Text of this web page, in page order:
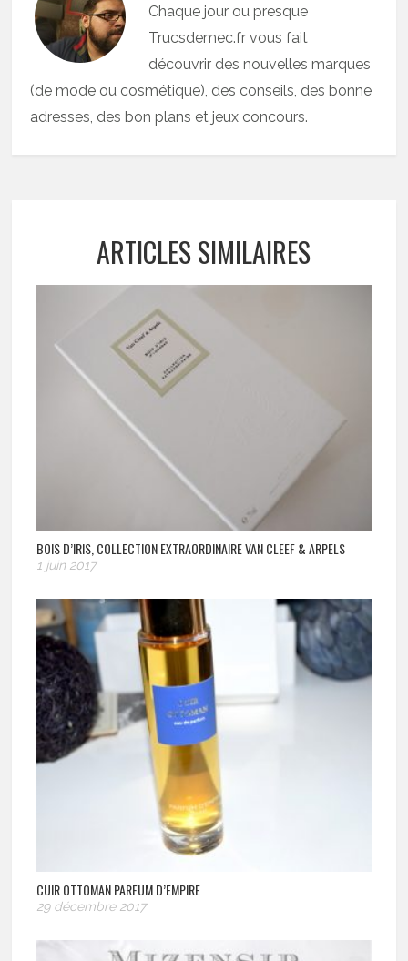
Chaque jour ou presque
Trucsdemec.fr vous fait
découvrir des nouvelles marques
(de mode ou cosmétique), des conseils, des bonne
adresses, des bon plans et jeux concours.
ARTICLES SIMILAIRES
BOIS D’IRIS, COLLECTION EXTRAORDINAIRE VAN CLEEF & ARPELS
1 juin 2017
CUIR OTTOMAN PARFUM D’EMPIRE
29 décembre 2017